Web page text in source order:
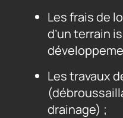
Les frais de
d’un terrain
Les travaux
drainage) ;